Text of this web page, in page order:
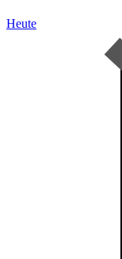
Heute